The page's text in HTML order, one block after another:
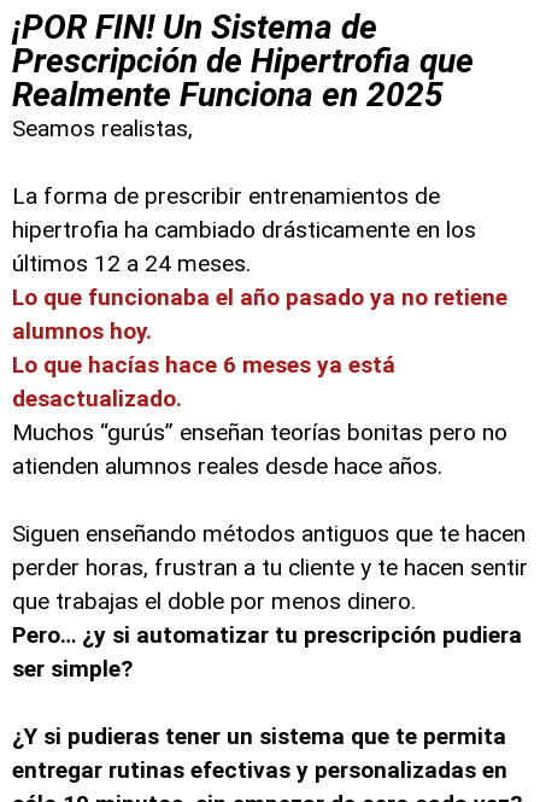
¡POR FIN! Un Sistema de
Prescripción de Hipertrofia que
Realmente Funciona en 2025
Seamos realistas,
La forma de prescribir entrenamientos de
hipertrofia ha cambiado drásticamente en los
últimos 12 a 24 meses.
Lo que funcionaba el año pasado ya no retiene
alumnos hoy.
Lo que hacías hace 6 meses ya está
desactualizado.
Muchos “gurús” enseñan teorías bonitas pero no
atienden alumnos reales desde hace años.
Siguen enseñando métodos antiguos que te hacen
perder horas, frustran a tu cliente y te hacen sentir
que trabajas el doble por menos dinero.
Pero… ¿y si automatizar tu prescripción pudiera
ser simple?
¿Y si pudieras tener un sistema que te permita
entregar rutinas efectivas y personalizadas en